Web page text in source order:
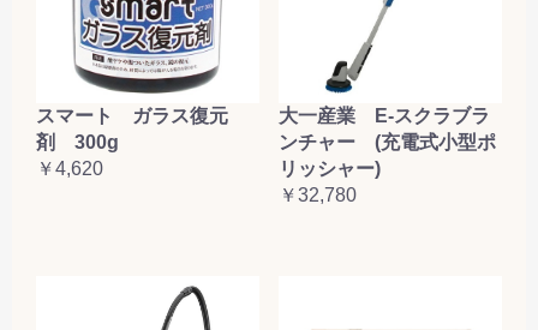
スマート ガラス復元
剤 300g
￥4,620
大一産業 E-スクラブラ
ンチャー (充電式小型ポ
リッシャー)
￥32,780